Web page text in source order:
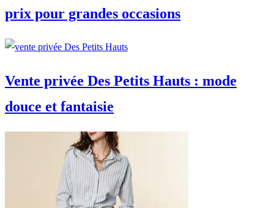
prix pour grandes occasions
Vente privée Des Petits Hauts : mode
douce et fantaisie